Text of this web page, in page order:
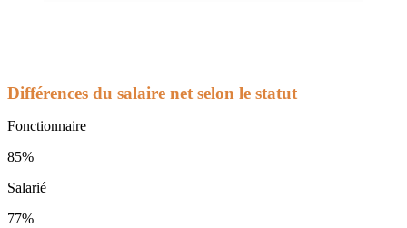
Différences du salaire net selon le statut
Fonctionnaire
85%
Salarié
77%